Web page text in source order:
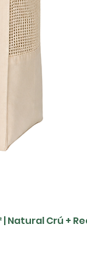
| Natural Crú +